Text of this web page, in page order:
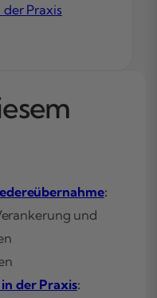
Praxis
:
und
der Praxis: